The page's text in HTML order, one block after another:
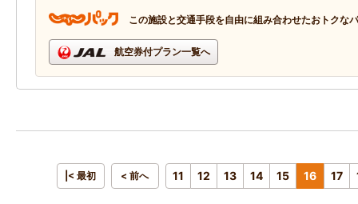
この施設と交通手段を自由に組み合わせたおトクな
航空券付プラン一覧へ
|< 最初 < 前へ 11 12 13 14 15 16 17